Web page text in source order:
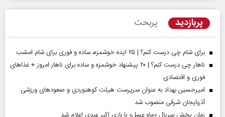
پربازدید پربحث
برای شام چی درست کنم؟ | ۲۵ ایده خوشمزه، ساده و فوری برای شام امشب
ناهار چی درست کنم؟ | ۲۰ پیشنهاد خوشمزه و ساده برای ناهار امروز + غذاهای
فوری و اقتصادی
امیرحسین بهداد به عنوان سرپرست هیئت کوهنوردی و صعودهای ورزشی
آذربایجان شرقی منصوب شد